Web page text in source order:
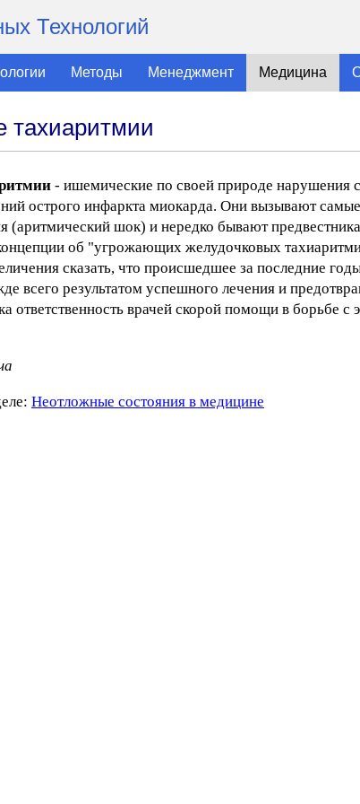
Технологий
Методы Менеджмент Медицина
тахиаритмии
- ишемические по своей природе нарушения
острого инфаркта миокарда. Они вызывают
(аритмический шок) и нередко бывают
об "угрожающих желудочковых
сказать, что происшедшее за последние
всего результатом успешного лечения и
ответственность врачей скорой помощи в борьбе
Неотложные состояния в медицине